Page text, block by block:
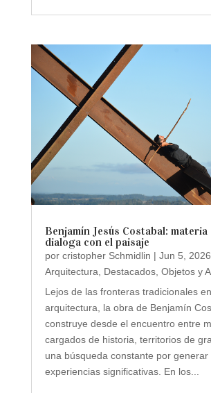
Benjamín Jesús Costabal: materia
dialoga con el paisaje
por cristopher Schmidlin | Jun 5, 2026
Arquitectura
Destacados, Objetos y
Lejos de las fronteras tradicionales
arquitectura, la obra de Benjamín
construye desde el encuentro entre
cargados de historia, territorios de
una búsqueda constante por generar
experiencias significativas. En los...